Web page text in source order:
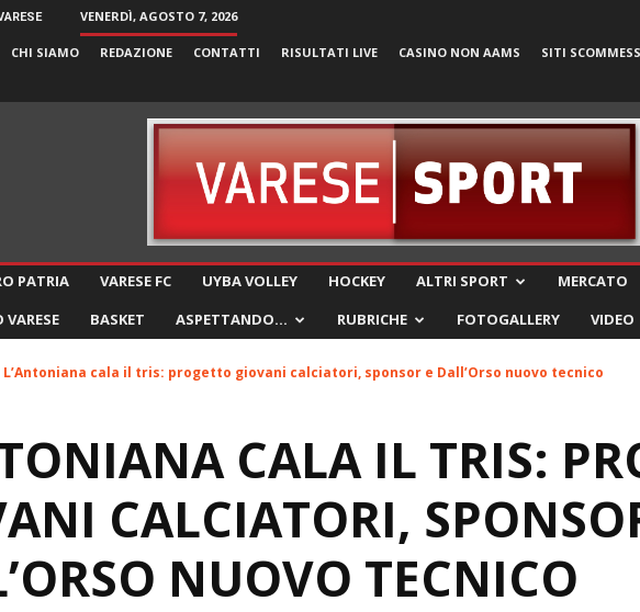
VENERDÌ, AGOSTO 7, 2026
CHI SIAMO REDAZIONE CONTATTI RISULTATI LIVE CASINO NON AAMS SITI
PATRIA VARESE FC UYBA VOLLEY HOCKEY ALTRI SPORT
MERCATO
VARESE
BASKET ASPETTANDO… RUBRICHE FOTOGALLERY VIDEO
L’Antoniana cala il tris: progetto giovani calciatori, sponsor e Dall’Orso nuovo tecnico
CALA IL TRIS:
CALCIATORI,
NUOVO TECNICO